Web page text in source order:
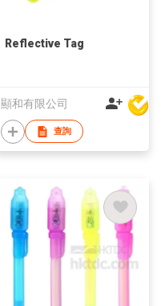
Reflective Tag
顯和有限公司
查詢